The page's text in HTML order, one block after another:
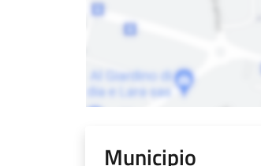
Municipio